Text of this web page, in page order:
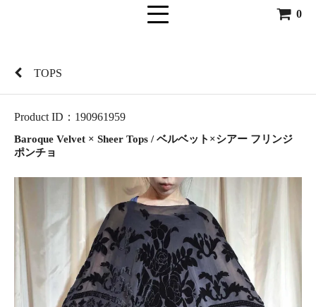
0
TOPS
Product ID：190961959
Baroque Velvet × Sheer Tops / ベルベット×シアー フリンジ
ポンチョ